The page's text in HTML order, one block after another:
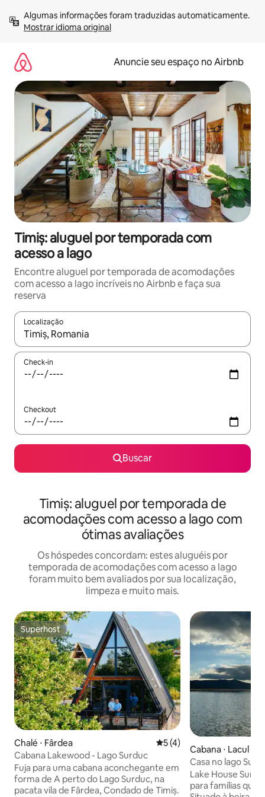
para
Mostrar idioma original
Anuncie seu espaço no Airbnb
Timiș: aluguel por temporada com
acesso a lago
Encontre aluguel por temporada de acomodações
com acesso a lago incríveis no Airbnb e faça sua
reserva
Localização
Quando os resultados estiverem disponíveis, explore-os
Check-in
Checkout
Buscar
Timiș: aluguel por temporada de
acomodações com acesso a lago com
ótimas avaliações
Os hóspedes concordam: estes aluguéis por
temporada de acomodações com acesso a lago
foram muito bem avaliados por sua localização,
limpeza e muito mais.
Superhost
Superhost
Chalé ⋅ Fârdea 5 de uma avaliação média
5 (4)
Cabana Lakewood - Lago Surduc
Fuja para uma cabana aconchegante em
forma de A perto do Lago Surduc, na
pacata vila de Fârdea, Condado de Timiș.
Cabana ⋅ Lacul
Casa no lago
Lake House Surduc é um retiro
para famílias que